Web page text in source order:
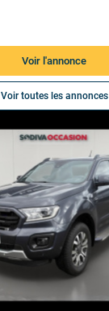
Voir l'annonce
Voir toutes les annonces